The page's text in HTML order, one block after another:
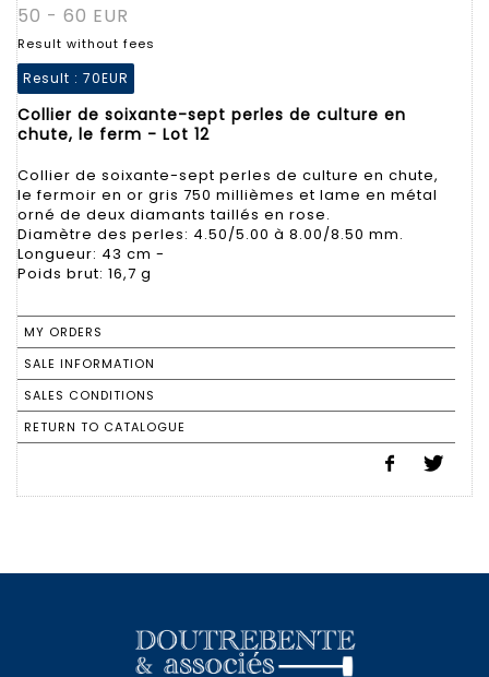
50 - 60 EUR
Result without fees
Result : 70EUR
Collier de soixante-sept perles de culture en
chute, le ferm - Lot 12
Collier de soixante-sept perles de culture en chute,
le fermoir en or gris 750 millièmes et lame en métal
orné de deux diamants taillés en rose.
Diamètre des perles: 4.50/5.00 à 8.00/8.50 mm.
Longueur: 43 cm -
Poids brut: 16,7 g
MY ORDERS
SALE INFORMATION
SALES CONDITIONS
RETURN TO CATALOGUE